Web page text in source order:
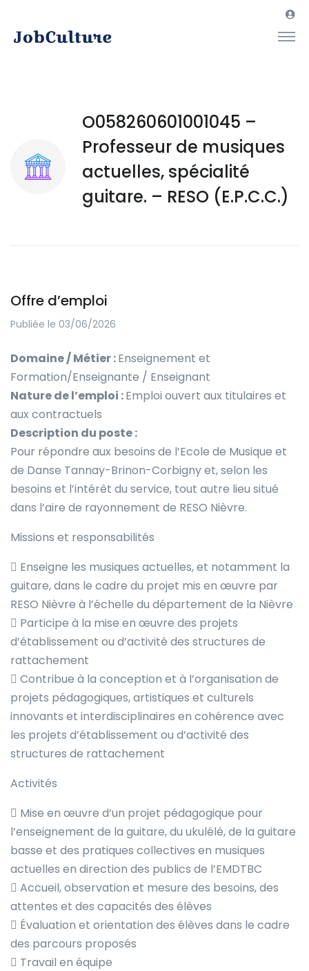
O058260601001045 –
Professeur de musiques
actuelles, spécialité
guitare. – RESO (E.P.C.C.)
Offre d’emploi
Publiée le 03/06/2026
Domaine / Métier :Enseignement et
Formation/Enseignante / Enseignant
Nature de l’emploi :Emploi ouvert aux titulaires et
aux contractuels
Description du poste :
Pour répondre aux besoins de l’Ecole de Musique et
de Danse Tannay-Brinon-Corbigny et, selon les
besoins et l’intérêt du service, tout autre lieu situé
dans l’aire de rayonnement de RESO Nièvre.
Missions et responsabilités
 Enseigne les musiques actuelles, et notamment la
guitare, dans le cadre du projet mis en œuvre par
RESO Nièvre à l’échelle du département de la Nièvre
 Participe à la mise en œuvre des projets
d’établissement ou d’activité des structures de
rattachement
 Contribue à la conception et à l’organisation de
projets pédagogiques, artistiques et culturels
innovants et interdisciplinaires en cohérence avec
les projets d’établissement ou d’activité des
structures de rattachement
Activités
 Mise en œuvre d’un projet pédagogique pour
l’enseignement de la guitare, du ukulélé, de la guitare
basse et des pratiques collectives en musiques
actuelles en direction des publics de l’EMDTBC
 Accueil, observation et mesure des besoins, des
attentes et des capacités des élèves
 Évaluation et orientation des élèves dans le cadre
des parcours proposés
 Travail en équipe